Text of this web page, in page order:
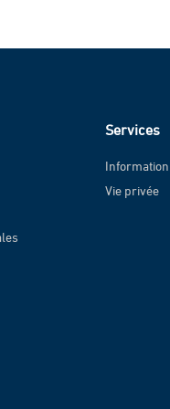
Services
Vie privée